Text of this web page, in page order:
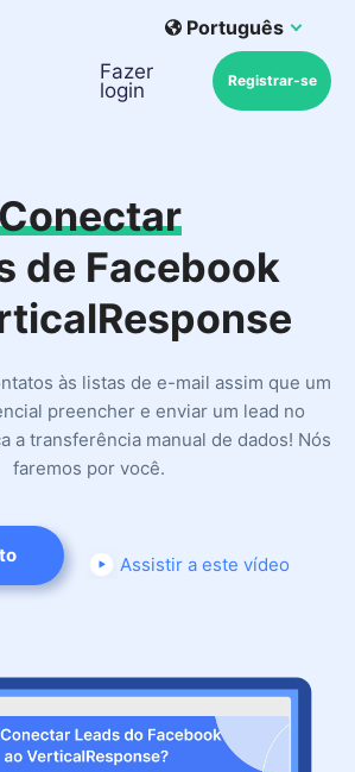
Português
Fazer
login
Registrar-se
de Facebook
às listas de e-mail assim que um
preencher e enviar um lead no
a transferência manual de dados! Nós
faremos por você.
Assistir a este vídeo